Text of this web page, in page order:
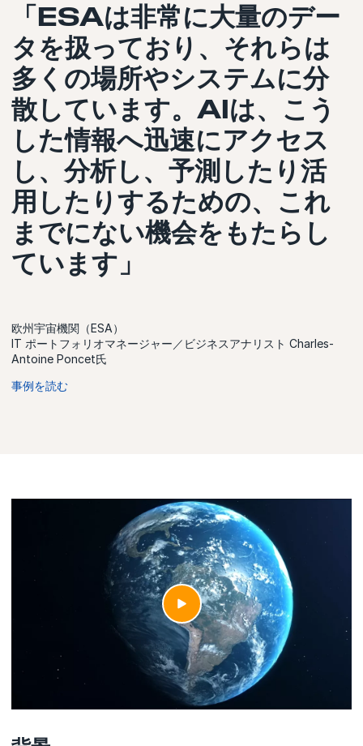
「ESAは非常に大量のデー
タを扱っており、それらは
多くの場所やシステムに分
散しています。AIは、こう
した情報へ迅速にアクセス
し、分析し、予測したり活
用したりするための、これ
までにない機会をもたらし
ています」
欧州宇宙機関（ESA）
IT ポートフォリオマネージャー／ビジネスアナリスト Charles-
Antoine Poncet氏
事例を読む